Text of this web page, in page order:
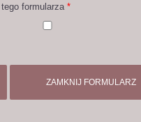
formularza *
ZAMKNIJ FORMULARZ